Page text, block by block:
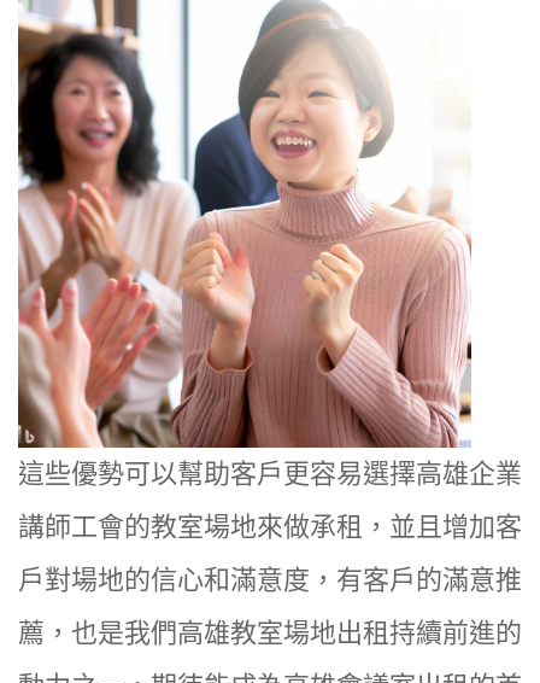
這些優勢可以幫助客戶更容易選擇高雄企業
講師工會的教室場地來做承租，並且增加客
戶對場地的信心和滿意度，有客戶的滿意推
薦，也是我們高雄教室場地出租持續前進的